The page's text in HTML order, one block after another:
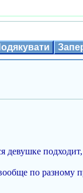
девушке
по разному